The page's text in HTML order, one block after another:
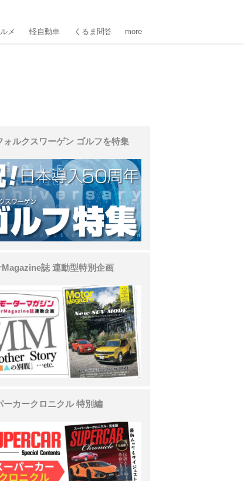
メ 軽自動車 くるま問答 more
ォルクスワーゲン ゴルフを特集
誌 連動型特別企画
ーカークロニクル 特別編